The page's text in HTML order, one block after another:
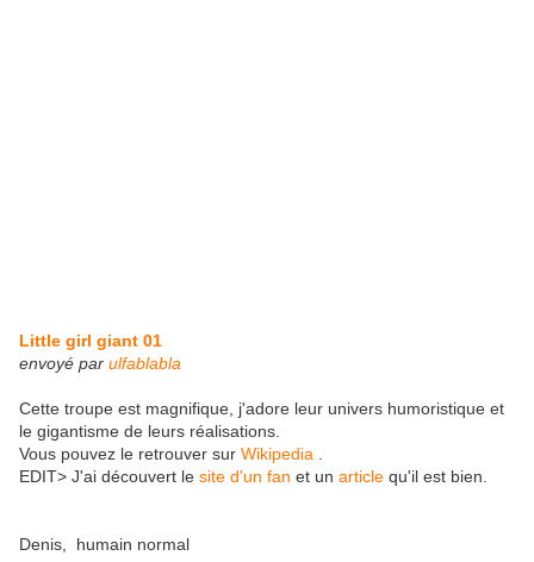
Little girl giant 01
envoyé par ulfablabla
Cette troupe est magnifique, j'adore leur univers humoristique et
le gigantisme de leurs réalisations.
Vous pouvez le retrouver sur Wikipedia
EDIT> J'ai découvert le site d'un fan et un article qu'il est bien.
Denis, humain normal